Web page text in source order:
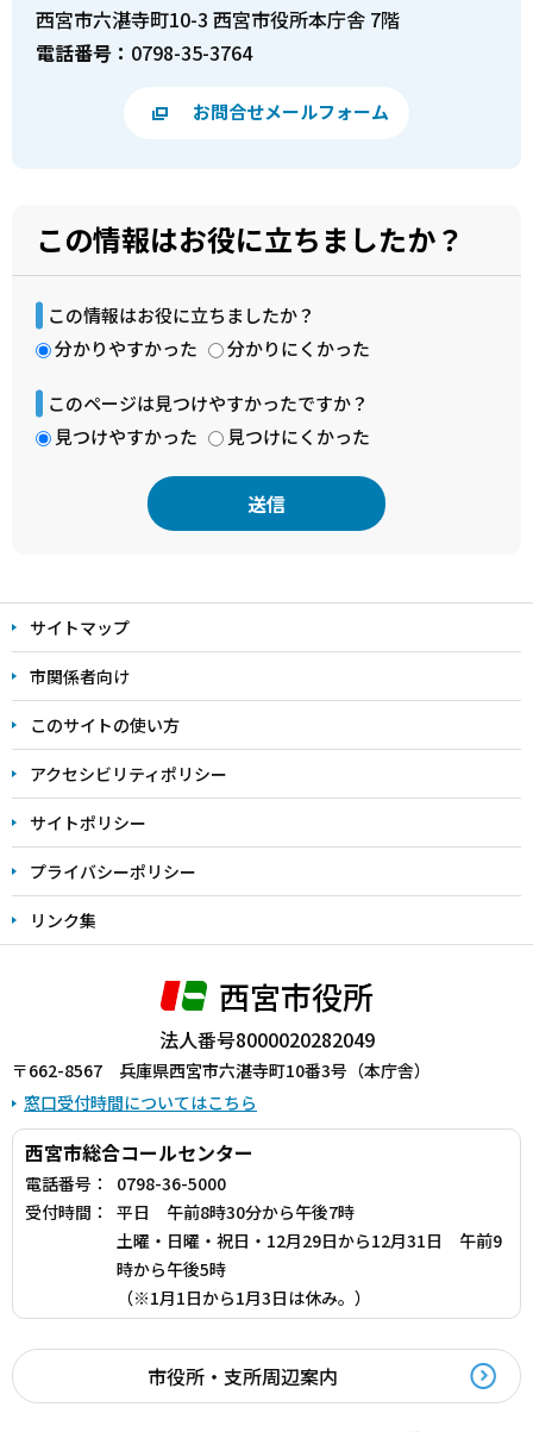
西宮市六湛寺町10-3 西宮市役所本庁舎 7階
電話番号： 0798-35-3764
お問合せメールフォーム
この情報はお役に立ちましたか？
この情報はお役に立ちましたか？
分かりやすかった
分かりにくかった
このページは見つけやすかったですか？
見つけやすかった
見つけにくかった
文
こ
こ
ま
で
サイトマップ
市関係者向け
このサイトの使い方
アクセシビリティポリシー
サイトポリシー
プライバシーポリシー
リンク集
西宮市役所
法人番号8000020282049
〒662-8567 兵庫県西宮市六湛寺町10番3号（本庁舎）
窓口受付時間についてはこちら
西宮市総合コールセンター
電話番号：
0798-36-5000
受付時間：
平日 午前8時30分から午後7時
土曜・日曜・祝日・12月29日から12月31日 午前9
時から午後5時
（※1月1日から1月3日は休み。）
市役所・支所周辺案内